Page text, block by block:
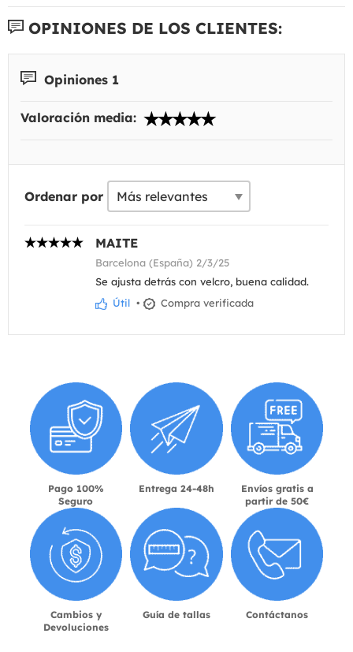
OPINIONES DE LOS CLIENTES:
Opiniones 1
Valoración media:
Ordenar por
MAITE
Barcelona (España) 2/3/25
Se ajusta detrás con velcro, buena calidad.
Útil • Compra verificada
Pago 100%
Seguro
Entrega 24-48h
Envíos gratis a
partir de 50€
Cambios y
Devoluciones
Guía de tallas Contáctanos